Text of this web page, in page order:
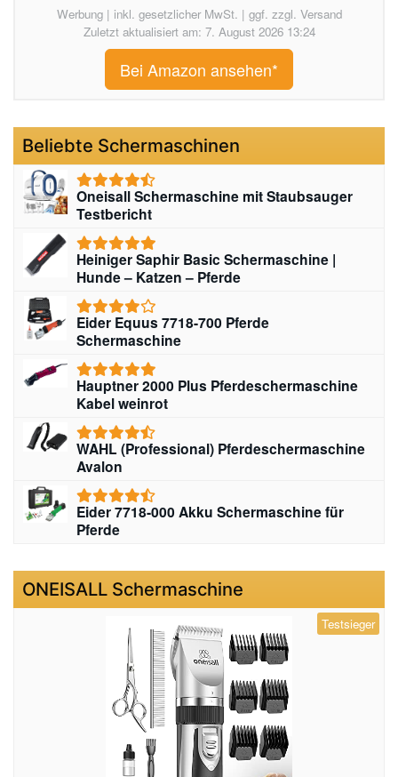
Werbung | inkl. gesetzlicher MwSt. | ggf. zzgl. Versand
Zuletzt aktualisiert am: 7. August 2026 13:24
Bei Amazon ansehen*
Beliebte Schermaschinen
Oneisall Schermaschine mit Staubsauger
Testbericht
Heiniger Saphir Basic Schermaschine |
Hunde – Katzen – Pferde
Eider Equus 7718-700 Pferde
Schermaschine
Hauptner 2000 Plus Pferdeschermaschine
Kabel weinrot
WAHL (Professional) Pferdeschermaschine
Avalon
Eider 7718-000 Akku Schermaschine für
Pferde
ONEISALL Schermaschine
Testsieger